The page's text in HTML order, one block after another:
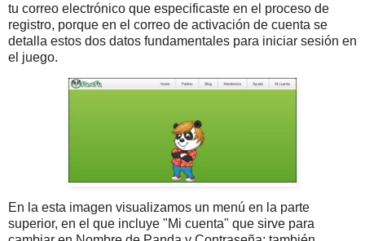
tu correo electrónico que especificaste en el proceso de
registro, porque en el correo de activación de cuenta se
detalla estos dos datos fundamentales para iniciar sesión en
el juego.
En la esta imagen visualizamos un menú en la parte
superior, en el que incluye "Mi cuenta" que sirve para